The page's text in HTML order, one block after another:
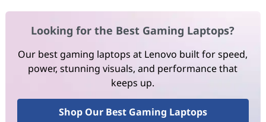
Looking for the Best Gaming Laptops?
Our best gaming laptops at Lenovo built for speed,
power, stunning visuals, and performance that
keeps up.
Shop Our Best Gaming Laptops